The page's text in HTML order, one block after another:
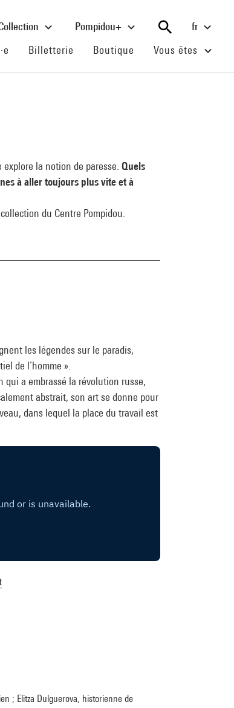
Pompidou+
fr
(current)
Billetterie (current)
Boutique (current)
Vous êtes
la notion de paresse. Quels
à aller toujours plus vite et à
du Centre Pompidou.
les légendes sur le paradis,
de l’homme ».
a embrassé la révolution russe,
abstrait, son art se donne pour
dans lequel la place du travail est
; Elitza Dulguerova, historienne de